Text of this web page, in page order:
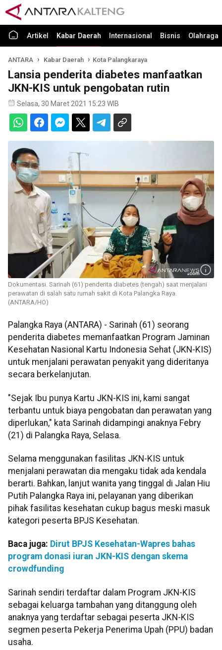
Artikel Kabar Daerah Internasional Bisnis Olahraga
ANTARA Kabar Daerah Kota Palangkaraya
Lansia penderita diabetes manfaatkan
JKN-KIS untuk pengobatan rutin
Selasa, 30 Maret 2021 15:23 WIB
Dokumentasi. Sarinah (61) penderita diabetes (tengah) saat menjalani
perawatan di salah satu rumah sakit di Kota Palangka Raya.
(ANTARA/HO)
Palangka Raya (ANTARA) - Sarinah (61) seorang
penderita diabetes memanfaatkan Program Jaminan
Kesehatan Nasional Kartu Indonesia Sehat (JKN-KIS)
untuk menjalani perawatan penyakit yang dideritanya
secara berkelanjutan.
"Sejak Ibu punya Kartu JKN-KIS ini, kami sangat
terbantu untuk biaya pengobatan dan perawatan yang
diperlukan," kata Sarinah didampingi anaknya Febry
(21) di Palangka Raya, Selasa.
Selama menggunakan fasilitas JKN-KIS untuk
menjalani perawatan dia mengaku tidak ada kendala
berarti. Bahkan, lanjut wanita yang tinggal di Jalan Hiu
Putih Palangka Raya ini, pelayanan yang diberikan
pihak fasilitas kesehatan cukup bagus meski masuk
kategori peserta BPJS Kesehatan.
Baca juga: Dirut BPJS Kesehatan-Wapres bahas
program donasi iuran JKN-KIS dengan skema
crowdfunding
Sarinah sendiri terdaftar dalam Program JKN-KIS
sebagai keluarga tambahan yang ditanggung oleh
anaknya yang terdaftar sebagai peserta JKN-KIS
segmen peserta Pekerja Penerima Upah (PPU) badan
usaha.